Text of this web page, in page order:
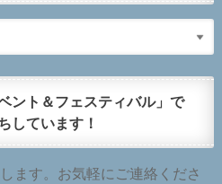
ント＆フェスティバル」で
しています！
ます。お気軽にご連絡くださ